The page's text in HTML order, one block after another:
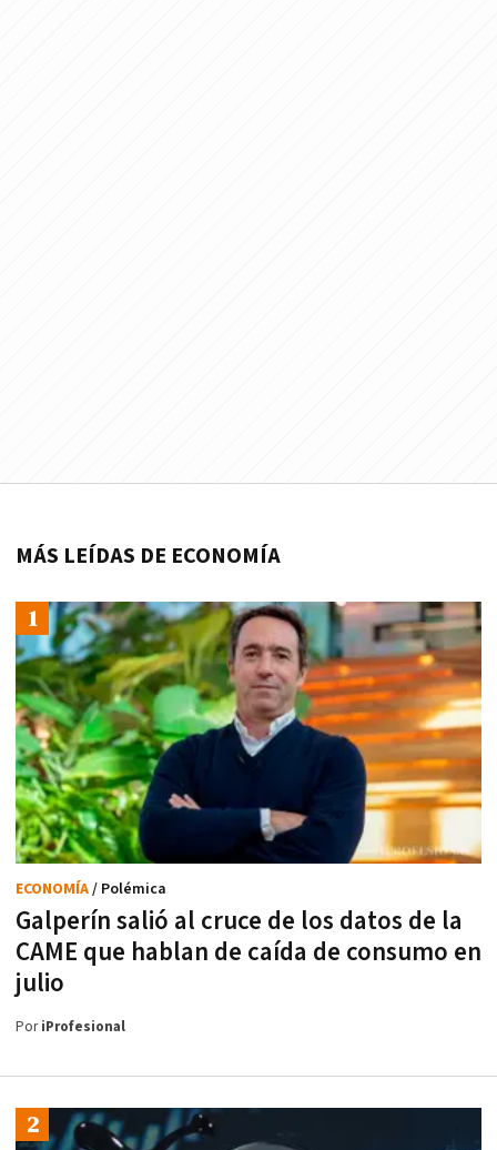
MÁS LEÍDAS DE ECONOMÍA
Galperín salió al cruce de los datos de la
CAME que hablan de caída de consumo en
julio
ECONOMÍA/ Polémica
PoriProfesional